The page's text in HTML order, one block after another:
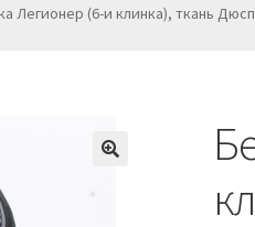
Легионер (6-и клинка), ткань